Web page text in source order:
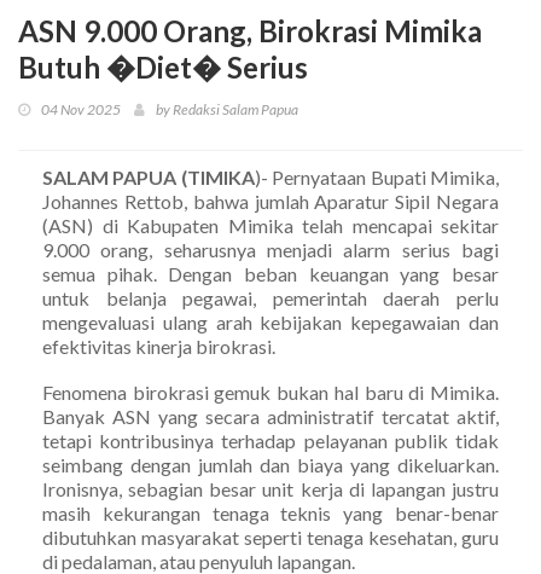
ASN 9.000 Orang, Birokrasi Mimika
Butuh �Diet� Serius
04 Nov 2025 by Redaksi Salam Papua
SALAM PAPUA (TIMIKA)- Pernyataan Bupati Mimika,
Johannes Rettob, bahwa jumlah Aparatur Sipil Negara
(ASN) di Kabupaten Mimika telah mencapai sekitar
9.000 orang, seharusnya menjadi alarm serius bagi
semua pihak. Dengan beban keuangan yang besar
untuk belanja pegawai, pemerintah daerah perlu
mengevaluasi ulang arah kebijakan kepegawaian dan
efektivitas kinerja birokrasi.
Fenomena birokrasi gemuk bukan hal baru di Mimika.
Banyak ASN yang secara administratif tercatat aktif,
tetapi kontribusinya terhadap pelayanan publik tidak
seimbang dengan jumlah dan biaya yang dikeluarkan.
Ironisnya, sebagian besar unit kerja di lapangan justru
masih kekurangan tenaga teknis yang benar-benar
dibutuhkan masyarakat seperti tenaga kesehatan, guru
di pedalaman, atau penyuluh lapangan.